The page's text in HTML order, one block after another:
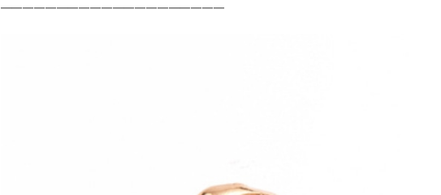
————————————————————